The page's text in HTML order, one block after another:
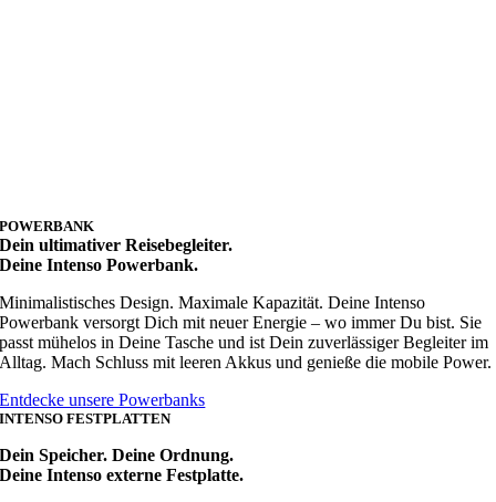
POWERBANK
Dein ultimativer Reisebegleiter.
Deine Intenso Powerbank.
Minimalistisches Design. Maximale Kapazität. Deine Intenso
Powerbank versorgt Dich mit neuer Energie – wo immer Du bist. Sie
passt mühelos in Deine Tasche und ist Dein zuverlässiger Begleiter im
Alltag. Mach Schluss mit leeren Akkus und genieße die mobile Power.
Entdecke unsere Powerbanks
INTENSO FESTPLATTEN
Dein Speicher. Deine Ordnung.
Deine Intenso externe Festplatte.